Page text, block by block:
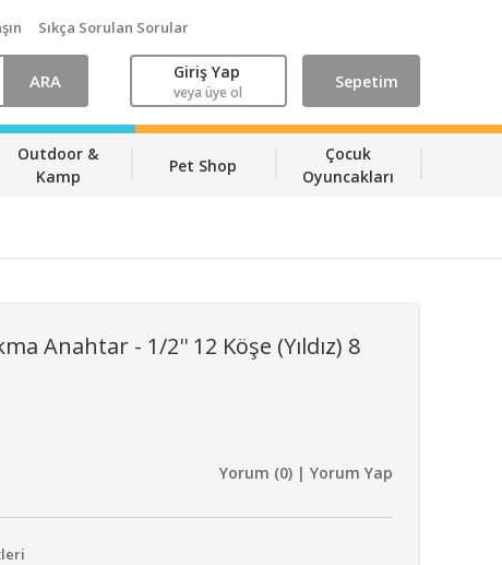
Sıkça Sorulan Sorular
ARA Giriş Yap
veya üye ol
Sepetim
Outdoor &
Kamp
Pet Shop
Çocuk
Oyuncakları
Anahtar - 1/2'' 12 Köşe (Yıldız) 8
Yorum (0) | Yorum Yap